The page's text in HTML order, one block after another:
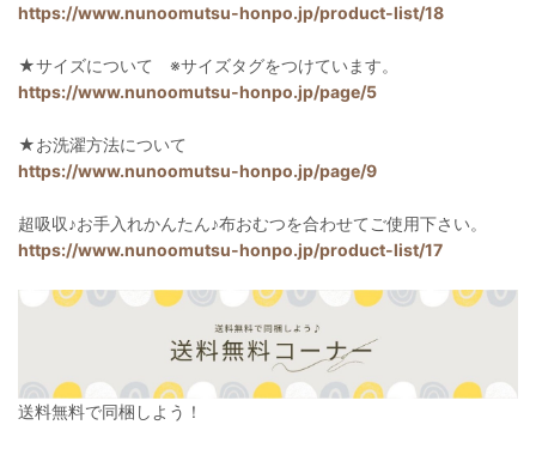
https://www.nunoomutsu-honpo.jp/product-list/18
★サイズについて ※サイズタグをつけています。
https://www.nunoomutsu-honpo.jp/page/5
★お洗濯方法について
https://www.nunoomutsu-honpo.jp/page/9
超吸収♪お手入れかんたん♪布おむつを合わせてご使用下さい。
https://www.nunoomutsu-honpo.jp/product-list/17
送料無料で同梱しよう！